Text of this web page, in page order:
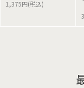
1,375円(税込)